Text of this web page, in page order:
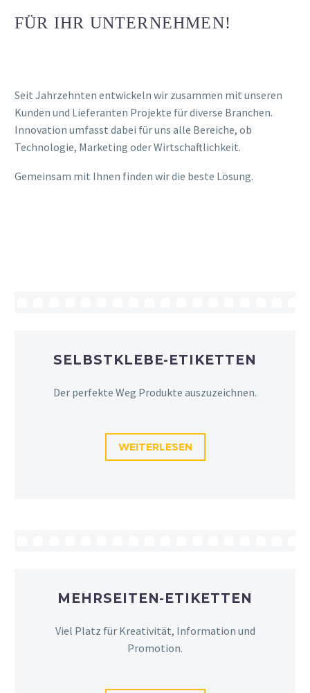
FÜR IHR UNTERNEHMEN!
Seit Jahrzehnten entwickeln wir zusammen mit unseren
Kunden und Lieferanten Projekte für diverse Branchen.
Innovation umfasst dabei für uns alle Bereiche, ob
Technologie, Marketing oder Wirtschaftlichkeit.
Gemeinsam mit Ihnen finden wir die beste Lösung.
SELBSTKLEBE-ETIKETTEN
Der perfekte Weg Produkte auszuzeichnen.
WEITERLESEN
MEHRSEITEN-ETIKETTEN
Viel Platz für Kreativität, Information und
Promotion.